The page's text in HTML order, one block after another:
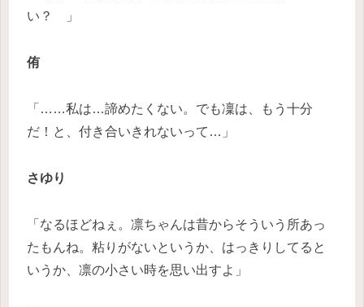
い？ 」
侑
「……私は…諦めたくない。でも凜は、もう十分
だ！と、付き合いきれないって…」
さゆり
「なるほどねぇ。凛ちゃんは昔からそういう所あっ
たもんね。粘りがないというか、はっきりしてると
いうか、凛の小さい時を思い出すよ」